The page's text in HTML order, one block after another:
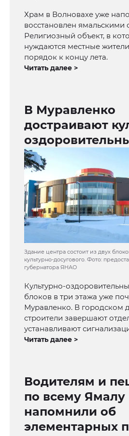
Храм в Волновахе уже
восстановлен ямальскими
Религиозный объект, в
нуждаются местные
порядок к концу лета.
Читать далее >
В Муравленко
достраивают
Здание центра состоит из двух
культурно-досугового. Фото:
губернатора ЯНАО
Культурно-
блоков в три этажа уже
Муравленко. В городском
строители завершают
устанавливают
Читать далее >
Водителям и
по всему Ямалу
напомнили об
элементарных